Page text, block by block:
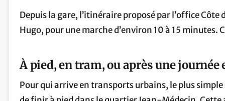
Depuis la gare, l’itinéraire proposé par l’office
Hugo, pour une marche d’environ 10 à 15
À pied, en tram, ou après une
Pour qui arrive en transports urbains, le plus simple